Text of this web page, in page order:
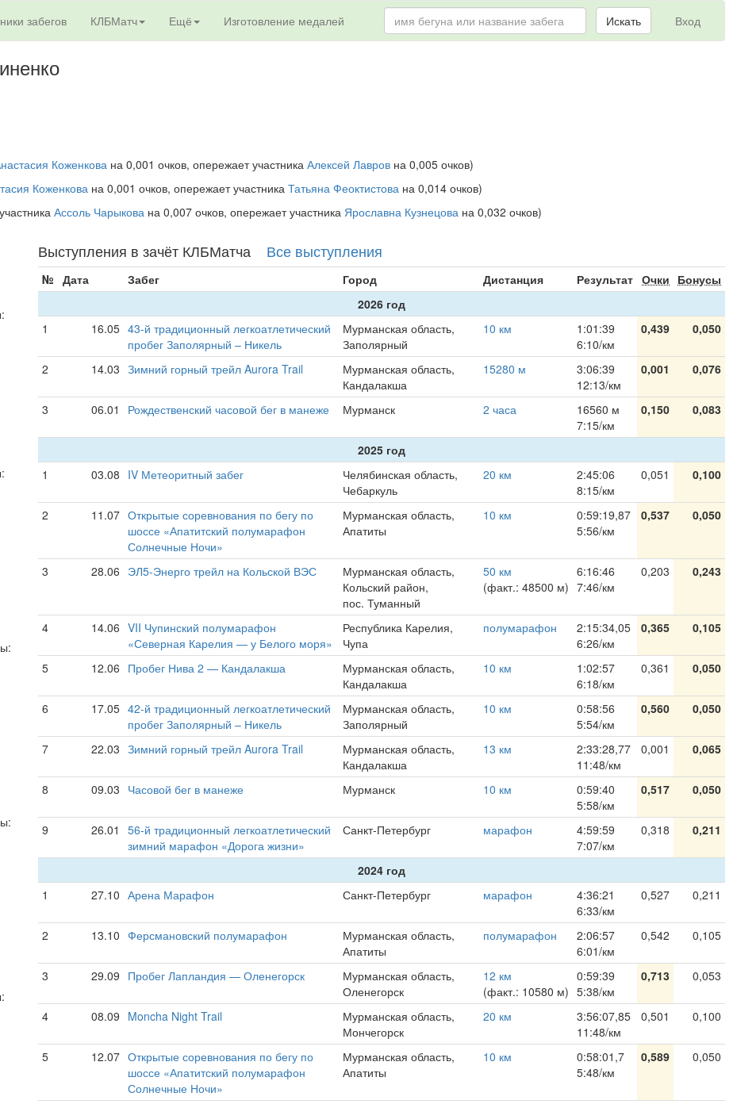
забегов КЛБМатч Ещё Изготовление медалей Вход
Искать
Коженкова на 0,001 очков, опережает участника Алексей Лавров на 0,005 очков)
Коженкова на 0,001 очков, опережает участника Татьяна Феоктистова на 0,014 очков)
Ассоль Чарыкова на 0,007 очков, опережает участника Ярославна Кузнецова на 0,032 очков)
Выступления в зачёт КЛБМатча Все выступления
№ Дата Забег Город Дистанция Результат Очки Бонусы
2026 год
1
16.05 43-й традиционный легкоатлетический
пробег Заполярный – Никель
Мурманская область,
Заполярный
10 км
1:01:39
6:10/км
0,439 0,050
2 14.03 Зимний горный трейл Aurora Trail
Мурманская область,
Кандалакша
15280 м
3:06:39
12:13/км
0,001 0,076
3 06.01 Рождественский часовой бег в манеже Мурманск 2 часа
16560 м
7:15/км
0,150 0,083
2025 год
1
03.08 IV Метеоритный забег
Челябинская область,
Чебаркуль
20 км
2:45:06
8:15/км
0,051 0,100
2 11.07 Открытые соревнования по бегу по
шоссе «Апатитский полумарафон
Солнечные Ночи»
Мурманская область,
Апатиты
10 км
0:59:19,87
5:56/км
0,537 0,050
3 28.06 ЭЛ5-Энерго трейл на Кольской ВЭС
Мурманская область,
Кольский район,
пос. Туманный
50 км
(факт.: 48500 м)
6:16:46
7:46/км
0,203 0,243
4 14.06 VII Чупинский полумарафон
«Северная Карелия — у Белого моря»
Республика Карелия,
Чупа
полумарафон
2:15:34,05
6:26/км
0,365 0,105
5 12.06 Пробег Нива 2 — Кандалакша
Мурманская область,
Кандалакша
10 км
1:02:57
6:18/км
0,361 0,050
6 17.05 42-й традиционный легкоатлетический
пробег Заполярный – Никель
Мурманская область,
Заполярный
10 км
0:58:56
5:54/км
0,560 0,050
7 22.03 Зимний горный трейл Aurora Trail
Мурманская область,
Кандалакша
13 км
2:33:28,77
11:48/км
0,001 0,065
8 09.03 Часовой бег в манеже Мурманск 10 км
0:59:40
5:58/км
0,517 0,050
9 26.01
56-й традиционный легкоатлетический
зимний марафон «Дорога жизни»
Санкт-Петербург марафон
4:59:59
7:07/км
0,318 0,211
2024 год
1
27.10 Арена Марафон Санкт-Петербург марафон
4:36:21
6:33/км
0,527 0,211
2 13.10 Ферсмановский полумарафон
Мурманская область,
Апатиты
полумарафон
2:06:57
6:01/км
0,542 0,105
3 29.09 Пробег Лапландия — Оленегорск
Мурманская область,
Оленегорск
12 км
(факт.: 10580 м)
0:59:39
5:38/км
0,713 0,053
4 08.09 Moncha Night Trail
Мурманская область,
Мончегорск
20 км
3:56:07,85
11:48/км
0,501 0,100
5 12.07 Открытые соревнования по бегу по
шоссе «Апатитский полумарафон
Солнечные Ночи»
Мурманская область,
Апатиты
10 км
0:58:01,7
5:48/км
0,589 0,050